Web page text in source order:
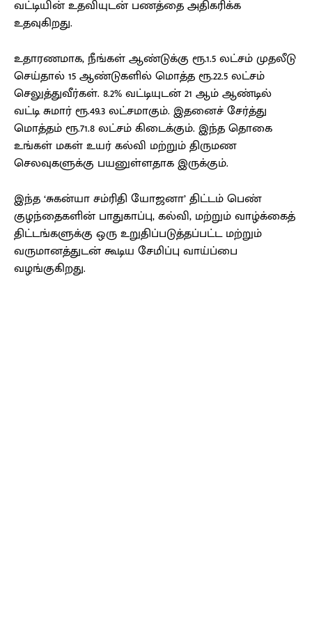
வட்டியின் உதவியுடன் பணத்தை அதிகரிக்க
உதவுகிறது.
உதாரணமாக, நீங்கள் ஆண்டுக்கு ரூ.1.5 லட்சம் முதலீடு
செய்தால் 15 ஆண்டுகளில் மொத்த ரூ.22.5 லட்சம்
செலுத்துவீர்கள். 8.2% வட்டியுடன் 21 ஆம் ஆண்டில்
வட்டி சுமார் ரூ.49.3 லட்சமாகும். இதனைச் சேர்த்து
மொத்தம் ரூ.71.8 லட்சம் கிடைக்கும். இந்த தொகை
உங்கள் மகள் உயர் கல்வி மற்றும் திருமண
செலவுகளுக்கு பயனுள்ளதாக இருக்கும்.
இந்த ‘சுகன்யா சம்ரிதி யோஜனா’ திட்டம் பெண்
குழந்தைகளின் பாதுகாப்பு, கல்வி, மற்றும் வாழ்க்கைத்
திட்டங்களுக்கு ஒரு உறுதிப்படுத்தப்பட்ட மற்றும்
வருமானத்துடன் கூடிய சேமிப்பு வாய்ப்பை
வழங்குகிறது.